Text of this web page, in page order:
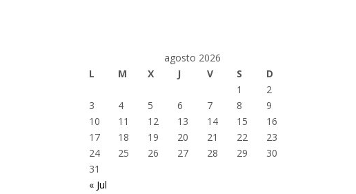
agosto 2026
L
M X J V S
D
1
2
3
4 5 6 7 8
9
10
11 12 13 14 15
16
17
18 19 20 21 22
23
24
25 26 27 28 29
30
31
« Jul